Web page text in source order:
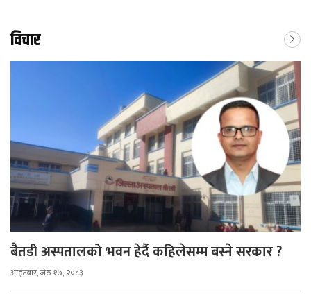
विचार
बैतडी अस्पतालको भवन हेर्दै कहिलेसम्म बस्ने सरकार ?
आइतबार, जेठ १७, २०८३